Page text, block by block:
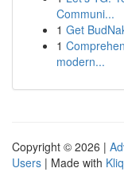
Communi...
1 Get
1
modern...
Copyright © 2026 |
Users | Made with